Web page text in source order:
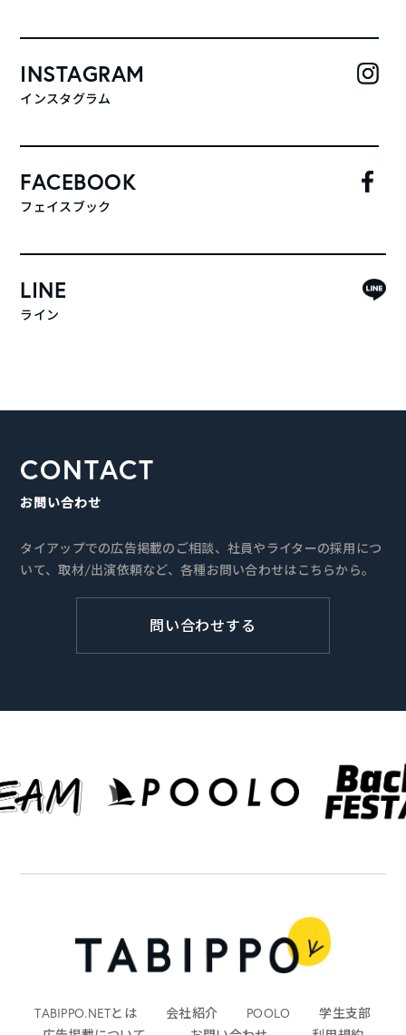
INSTAGRAM
インスタグラム
FACEBOOK
フェイスブック
LINE
ライン
CONTACT
お問い合わせ
タイアップでの広告掲載のご相談、社員やライターの採用につ
いて、取材/出演依頼など、各種お問い合わせはこちらから。
問い合わせする
TABIPPO.NETとは 会社紹介 POOLO
学生支部